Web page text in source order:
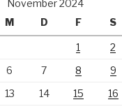
November 2024
M D F S
1 2
6 7 8 9
13 14 15 16